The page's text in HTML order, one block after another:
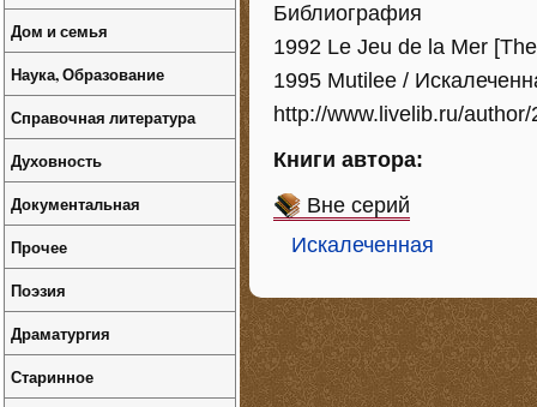
Библиография
1992 Le Jeu de la Mer
1995 Mutilee /
http://www.livelib.ru/
Книги автора:
Вне серий
Искалеченная
Дом и семья
Наука, Образование
Справочная литература
Духовность
Документальная
Прочее
Поэзия
Драматургия
Старинное